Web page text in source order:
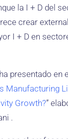
la I + D del
crear
I + D en
presentado en
Manufacturing
Growth?”
.